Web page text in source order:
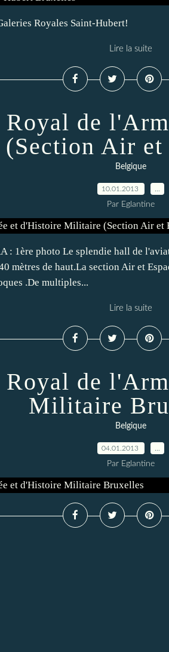
Royales Saint-Hubert!
Lire la suite
Royal de
Air et
Belgique
10.01.2013
Par Eglantine
: 1ère photo Le splendie hall de
mètres de haut.La section Air et
.De multiples...
Lire la suite
Royal de
Militaire
Belgique
04.01.2013
Par Eglantine